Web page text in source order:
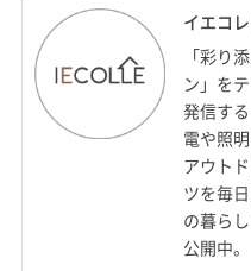
イエコ
「彩り
ン」を
発信す
電や照
アウト
ツを毎
の暮ら
公開中。